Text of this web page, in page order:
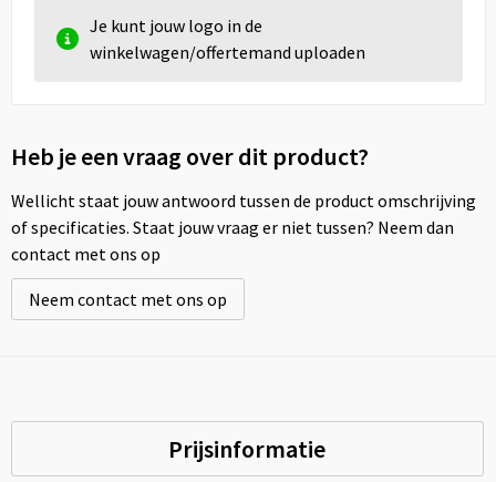
Je kunt jouw logo in de
winkelwagen/offertemand uploaden
Heb je een vraag over dit product?
Wellicht staat jouw antwoord tussen de product omschrijving
of specificaties. Staat jouw vraag er niet tussen? Neem dan
contact met ons op
Neem contact met ons op
Prijsinformatie